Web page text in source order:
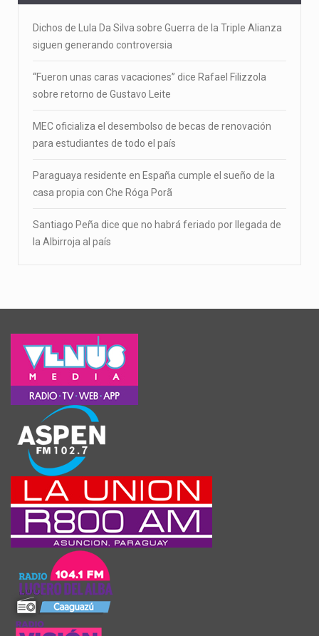
Dichos de Lula Da Silva sobre Guerra de la Triple Alianza
siguen generando controversia
“Fueron unas caras vacaciones” dice Rafael Filizzola
sobre retorno de Gustavo Leite
MEC oficializa el desembolso de becas de renovación
para estudiantes de todo el país
Paraguaya residente en España cumple el sueño de la
casa propia con Che Róga Porã
Santiago Peña dice que no habrá feriado por llegada de
la Albirroja al país